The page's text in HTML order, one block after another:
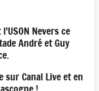
Nevers ce
André et Guy
Canal Live et en